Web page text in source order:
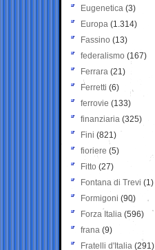
Eugenetica (3)
Europa (1.314)
Fassino (13)
federalismo (167)
Ferrara (21)
Ferretti (6)
ferrovie (133)
finanziaria (325)
Fini (821)
fioriere (5)
Fitto (27)
Fontana di Trevi (1)
Formigoni (90)
Forza Italia (596)
frana (9)
Fratelli d'Italia (291)